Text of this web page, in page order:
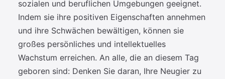
sozialen und beruflichen Umgebungen geeignet.
Indem sie ihre positiven Eigenschaften annehmen
und ihre Schwächen bewältigen, können sie
großes persönliches und intellektuelles
Wachstum erreichen. An alle, die an diesem Tag
geboren sind: Denken Sie daran, Ihre Neugier zu